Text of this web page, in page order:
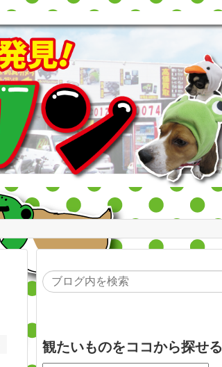
観たいものをココから探せる